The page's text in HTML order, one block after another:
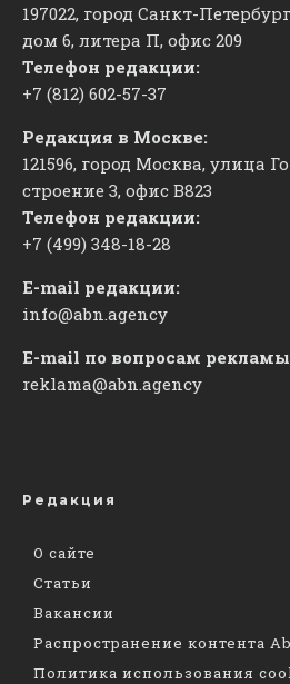
197022, город Санкт-
дом 6, литера П, офис 209
Телефон редакции:
+7 (812) 602-57-37
Редакция в Москве:
121596, город Москва, улица
строение 3, офис ​В823
Телефон редакции:
+7 (499) 348-18-28
E-mail редакции:
info@abn.agency
E-mail по вопросам
reklama@abn.agency
Редакция
О сайте
Статьи
Вакансии
Распространение контента
Политика использования